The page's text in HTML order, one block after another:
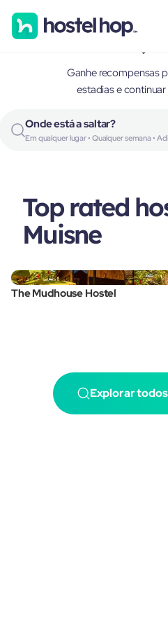
Muisne,
Ganhe recompensas
estadias e
Onde está a saltar?
Em qualquer lugar • Qualquer semana •
Top rated
Muisne
The Mudhouse Hostel
Explorar